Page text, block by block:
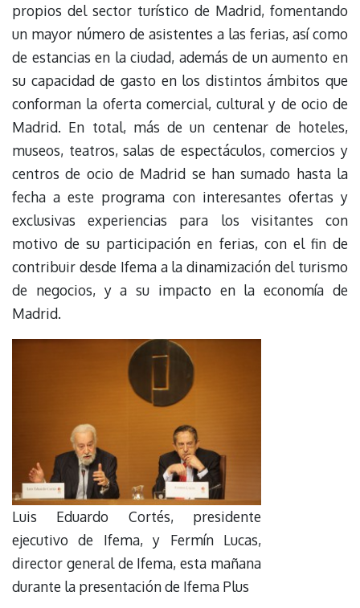
propios del sector turístico de Madrid, fomentando
un mayor número de asistentes a las ferias, así como
de estancias en la ciudad, además de un aumento en
su capacidad de gasto en los distintos ámbitos que
conforman la oferta comercial, cultural y de ocio de
Madrid. En total, más de un centenar de hoteles,
museos, teatros, salas de espectáculos, comercios y
centros de ocio de Madrid se han sumado hasta la
fecha a este programa con interesantes ofertas y
exclusivas experiencias para los visitantes con
motivo de su participación en ferias, con el fin de
contribuir desde Ifema a la dinamización del turismo
de negocios, y a su impacto en la economía de
Madrid.
Luis Eduardo Cortés, presidente
ejecutivo de Ifema, y Fermín Lucas,
director general de Ifema, esta mañana
durante la presentación de Ifema Plus